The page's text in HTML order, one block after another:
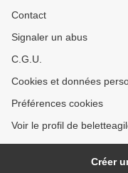
Contact
Signaler un abus
C.G.U.
Cookies et données
Préférences cookies
Voir le profil de
Créer